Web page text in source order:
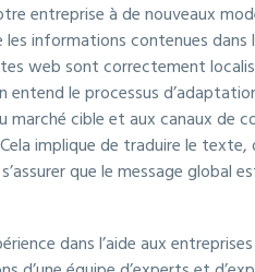
entreprise à de nouveaux
informations contenues dans
web sont correctement
entend le processus
cible et aux canaux de
implique de traduire le texte,
que le message global
dans l’aide aux